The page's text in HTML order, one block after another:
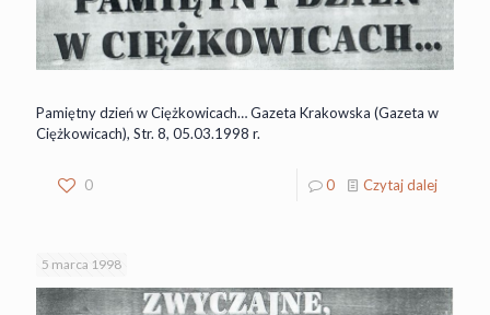
Pamiętny dzień w Ciężkowicach… Gazeta Krakowska (Gazeta w
Ciężkowicach), Str. 8, 05.03.1998 r.
0 0 Czytaj dalej
5 marca 1998